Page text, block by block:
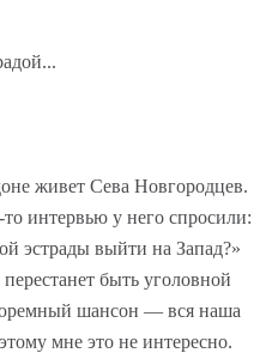
живет Сева Новгородцев.
интервью у него спросили:
эстрады выйти на Запад?»
быть уголовной
шансон — вся наша
мне это не интересно.